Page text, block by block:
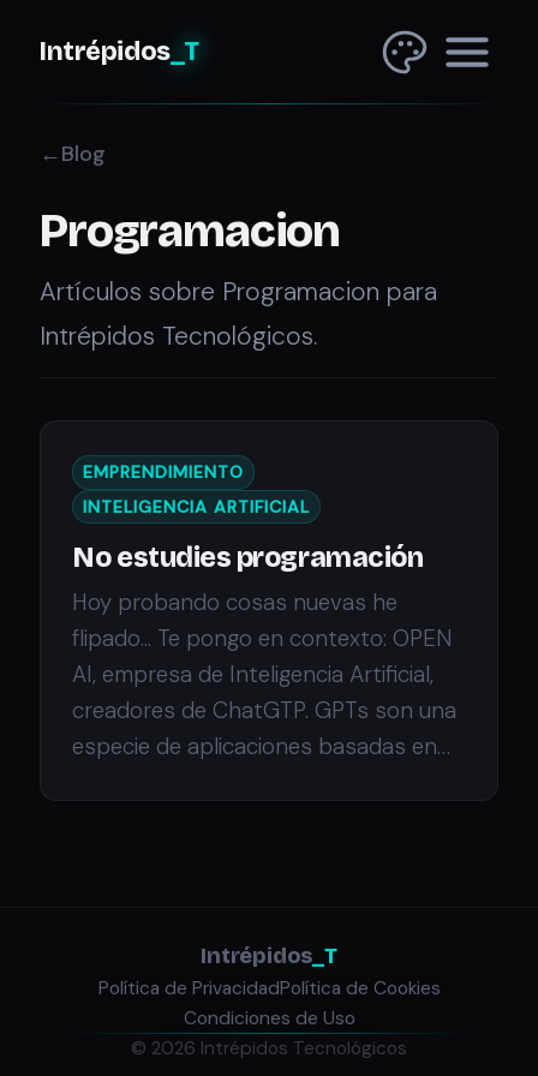
Intrépidos_T
Blog
Programacion
Artículos sobre Programacion para
Intrépidos Tecnológicos.
EMPRENDIMIENTO
INTELIGENCIA ARTIFICIAL
No estudies programación
Hoy probando cosas nuevas he
flipado... Te pongo en contexto: OPEN
AI, empresa de Inteligencia Artificial,
creadores de ChatGTP. GPTs son una
especie de aplicaciones basadas en…
Intrépidos_T
Política de PrivacidadPolítica de Cookies
Condiciones de Uso
© 2026 Intrépidos Tecnológicos